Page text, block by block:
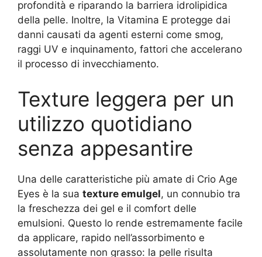
profondità e riparando la barriera idrolipidica
della pelle. Inoltre, la Vitamina E protegge dai
danni causati da agenti esterni come smog,
raggi UV e inquinamento, fattori che accelerano
il processo di invecchiamento.
Texture leggera per un
utilizzo quotidiano
senza appesantire
Una delle caratteristiche più amate di Crio Age
Eyes è la sua texture emulgel, un connubio tra
la freschezza dei gel e il comfort delle
emulsioni. Questo lo rende estremamente facile
da applicare, rapido nell’assorbimento e
assolutamente non grasso: la pelle risulta